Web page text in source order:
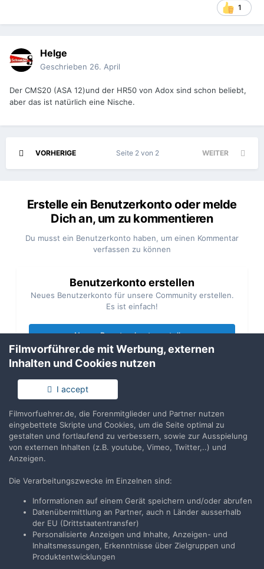
1
Helge
Geschrieben 26. April
Der CMS20 (ASA 12)und der HR50 von Adox sind schon beliebt,
aber das ist natürlich eine Nische.
VORHERIGE WEITER
Seite 2 von 2
Erstelle ein Benutzerkonto oder melde
Dich an, um zu kommentieren
Du musst ein Benutzerkonto haben, um einen Kommentar
verfassen zu können
Benutzerkonto erstellen
Neues Benutzerkonto für unsere Community erstellen.
Es ist einfach!
Neues Benutzerkonto erstellen
Du hast bereits ein Benutzerkonto? Melde Dich hier an.
Jetzt anmelden
Teilen Folgen
Zur Themenübersicht
Filmvorführer.de mit Werbung, externen
Inhalten und Cookies nutzen
I accept
Filmvorfuehrer.de, die Forenmitglieder und Partner nutzen
eingebettete Skripte und Cookies, um die Seite optimal zu
gestalten und fortlaufend zu verbessern, sowie zur Ausspielung
von externen Inhalten (z.B. youtube, Vimeo, Twitter,..) und
Anzeigen.
Die Verarbeitungszwecke im Einzelnen sind:
Informationen auf einem Gerät speichern und/oder abrufen
Datenübermittlung an Partner, auch n Länder ausserhalb
der EU (Drittstaatentransfer)
Personalisierte Anzeigen und Inhalte, Anzeigen- und
Inhaltsmessungen, Erkenntnisse über Zielgruppen und
Produktentwicklungen